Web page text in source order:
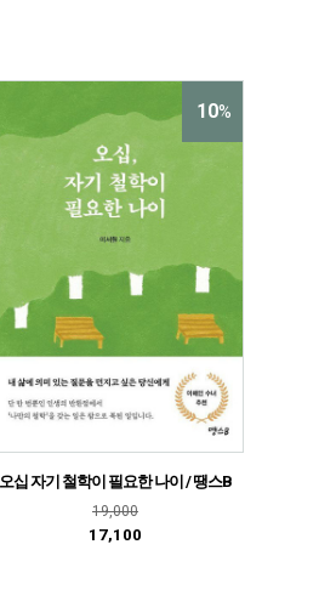
10%
오십 자기 철학이 필요한 나이 / 땡스B
19,000
17,100